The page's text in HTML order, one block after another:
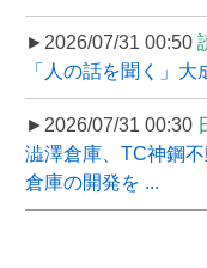
►2026/07/31 00:50
「人の話を聞く」
►2026/07/31 00:30
澁澤倉庫、TC神鋼
倉庫の開発を ...